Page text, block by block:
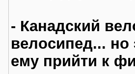
- Канадский
велосипед... но
ему прийти к